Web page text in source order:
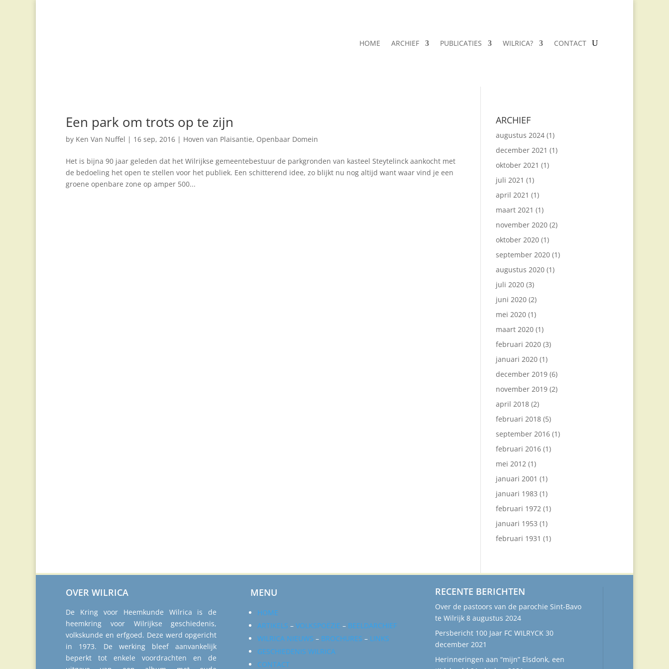
HOME ARCHIEF PUBLICATIES WILRICA? CONTACT
Een park om trots op te zijn
by Ken Van Nuffel | 16 sep, 2016 | Hoven van Plaisantie, Openbaar Domein
Het is bijna 90 jaar geleden dat het Wilrijkse gemeentebestuur de parkgronden van kasteel Steytelinck aankocht met
de bedoeling het open te stellen voor het publiek. Een schitterend idee, zo blijkt nu nog altijd want waar vind je een
groene openbare zone op amper 500...
ARCHIEF
augustus 2024 (1)
december 2021 (1)
oktober 2021 (1)
juli 2021 (1)
april 2021 (1)
maart 2021 (1)
november 2020 (2)
oktober 2020 (1)
september 2020 (1)
augustus 2020 (1)
juli 2020 (3)
juni 2020 (2)
mei 2020 (1)
maart 2020 (1)
februari 2020 (3)
januari 2020 (1)
december 2019 (6)
november 2019 (2)
april 2018 (2)
februari 2018 (5)
september 2016 (1)
februari 2016 (1)
mei 2012 (1)
januari 2001 (1)
januari 1983 (1)
februari 1972 (1)
januari 1953 (1)
februari 1931 (1)
OVER WILRICA
De Kring voor Heemkunde Wilrica is de
heemkring voor Wilrijkse geschiedenis,
volkskunde en erfgoed. Deze werd opgericht
in 1973. De werking bleef aanvankelijk
beperkt tot enkele voordrachten en de
MENU
HOME
ARTIKELS – VOLKSPOËZIE – BEELDARCHIEF
WILRICA NIEUWS – BROCHURES – LINKS
GESCHIEDENIS WILRICA
CONTACT
RECENTE BERICHTEN
Over de pastoors van de parochie Sint-Bavo
te Wilrijk 8 augustus 2024
Persbericht 100 Jaar FC WILRYCK 30
december 2021
Herinneringen aan “mijn” Elsdonk, een